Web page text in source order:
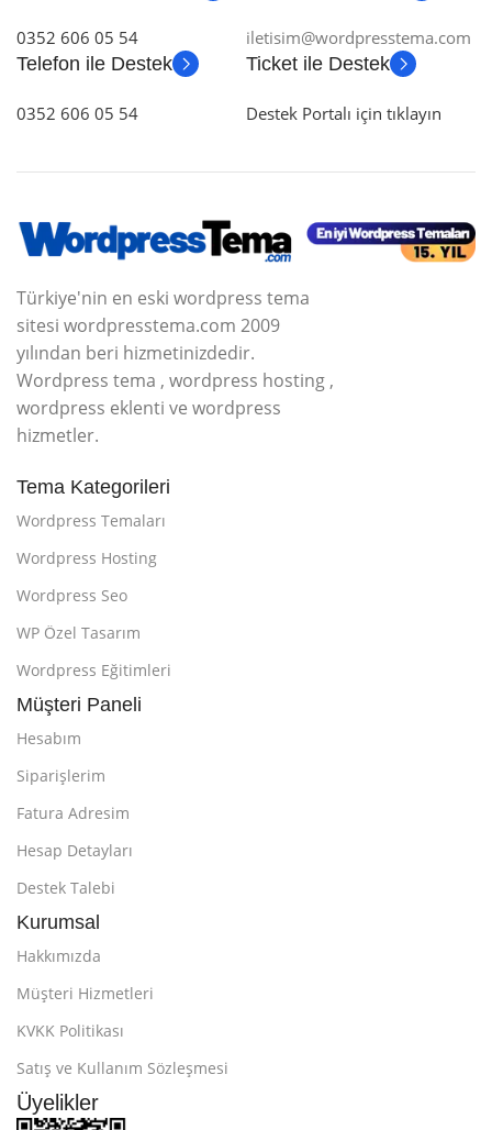
0352 606 05 54
iletisim@wordpresstema.com
Telefon ile Destek
0352 606 05 54
Ticket ile Destek
Destek Portalı için tıklayın
Türkiye'nin en eski wordpress tema
sitesi wordpresstema.com 2009
yılından beri hizmetinizdedir.
Wordpress tema , wordpress hosting ,
wordpress eklenti ve wordpress
hizmetler.
Tema Kategorileri
Wordpress Temaları
Wordpress Hosting
Wordpress Seo
WP Özel Tasarım
Wordpress Eğitimleri
Müşteri Paneli
Hesabım
Siparişlerim
Fatura Adresim
Hesap Detayları
Destek Talebi
Kurumsal
Hakkımızda
Müşteri Hizmetleri
KVKK Politikası
Satış ve Kullanım Sözleşmesi
Üyelikler